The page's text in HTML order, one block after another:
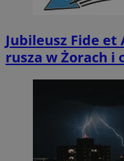
Jubileusz Fide
rusza w Żorach i